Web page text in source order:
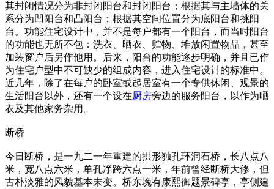
其封闭情况分为非封闭阳台和封闭阳台；根据其与主墙体的关
系分为凹阳台和凸阳台；根据其空间位置分为底阳台和挑阳
台。功能住宅设计中，并不是每户都有一个阳台，而当时阳台
的功能也无所不包：洗衣、晒衣、贮物、堆放闲置物品，甚至
加装窗户后另作他用。后来，阳台的功能逐步明确，并且已作
为住宅户型中不可缺少的组成内容，进入住宅设计的标准中。
近几年，除了在每户的卧室或起居室有一个专供休闲、观景的
生活阳台以外，还有一个设在厨房旁边的服务阳台，以作为晒
衣及其他家务杂用。
断桥
今日断桥，是一九二一年重建的拱形独孔环洞石桥，长八点八
米，宽八点六米，单孔净跨六点一米，年前曾经断桥大修，但
古朴淡雅的风貌基本未变。桥东堍有康熙御题景碑亭，亭侧建